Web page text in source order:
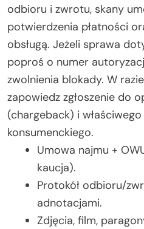
odbioru i zwrotu, skany
potwierdzenia płatności
obsługą. Jeżeli sprawa
poproś o numer
zwolnienia blokady. W
zapowiedz zgłoszenie do
(chargeback) i
konsumenckiego.
Umowa najmu +
kaucja).
Protokół odbioru/
adnotacjami.
Zdjęcia, film,